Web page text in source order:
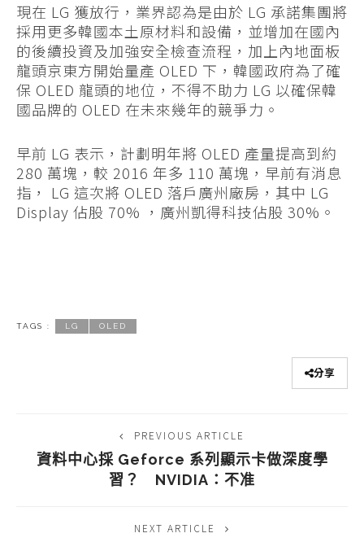
現在 LG 獲放行，業界認為是由於 LG 承諾集團將
採用更多韓國本土原材料和設備，並增加在國內
的後續投資及加強安全檢查流程，加上內地面板
龍頭京東方開始量產 OLED 下，韓國政府為了確
保 OLED 龍頭的地位，不得不助力 LG 以確保韓
國品牌的 OLED 在未來幾年的競爭力。
早前 LG 表示，計劃明年將 OLED 產量提高到約
280 萬塊，較 2016 年多 110 萬塊，早前有消息
指， LG 這次將 OLED 落戶廣州廠房，其中 LG
Display 佔股 70% ，廣州凱得科技佔股 30%。
TAGS : LG OLED
分享
PREVIOUS ARTICLE
資料中心採 Geforce 系列顯示卡做深度學
習？ NVIDIA：不准
NEXT ARTICLE